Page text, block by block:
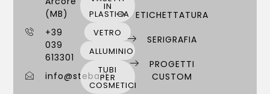
(MB)
+39
039
613301
info@steba.it
IN
PLASTICA
VETRO
ALLUMINIO
TUBI
PER
COSMETICI
ETICHETTATURA
SERIGRAFIA
PROGETTI
CUSTOM